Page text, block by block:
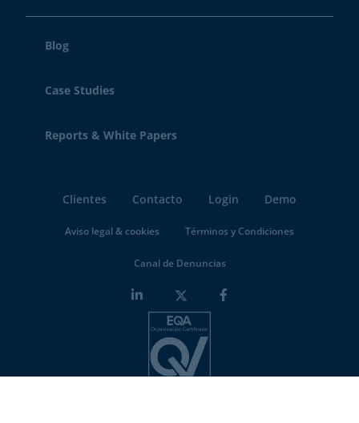
Blog
Case Studies
Reports & White Papers
Clientes Contacto Login Demo
Aviso legal & cookies Términos y Condiciones
Canal de Denuncias